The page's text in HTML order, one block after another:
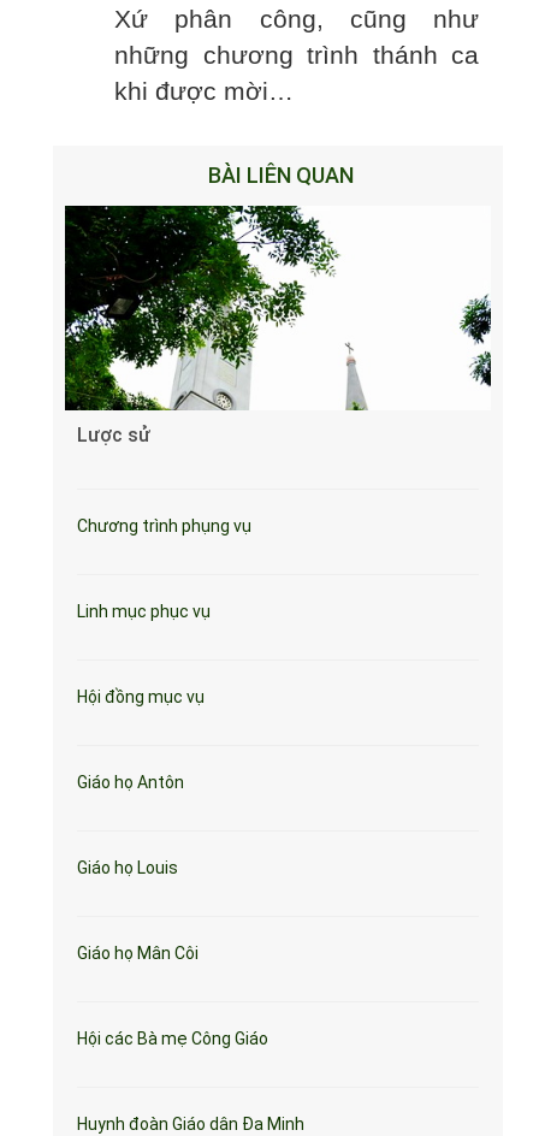
Xứ phân công, cũng như
những chương trình thánh ca
khi được mời…
BÀI LIÊN QUAN
Lược sử
Chương trình phụng vụ
Linh mục phục vụ
Hội đồng mục vụ
Giáo họ Antôn
Giáo họ Louis
Giáo họ Mân Côi
Hội các Bà mẹ Công Giáo
Huynh đoàn Giáo dân Đa Minh